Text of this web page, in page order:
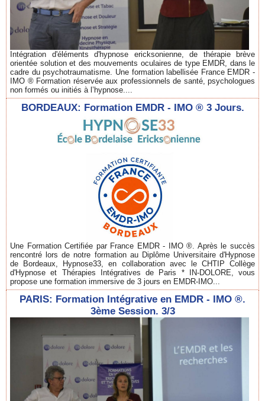
Intégration d'éléments d'hypnose ericksonienne, de thérapie brève
orientée solution et des mouvements oculaires de type EMDR, dans le
cadre du psychotraumatisme. Une formation labellisée France EMDR -
IMO ® Formation réservée aux professionnels de santé, psychologues
non formés ou initiés à l’hypnose....
BORDEAUX: Formation EMDR - IMO ® 3 Jours.
Une Formation Certifiée par France EMDR - IMO ®. Après le succès
rencontré lors de notre formation au Diplôme Universitaire d'Hypnose
de Bordeaux, Hypnose33, en collaboration avec le CHTIP Collège
d'Hypnose et Thérapies Intégratives de Paris * IN-DOLORE, vous
propose une formation immersive de 3 jours en EMDR-IMO...
PARIS: Formation Intégrative en EMDR - IMO ®.
3ème Session. 3/3